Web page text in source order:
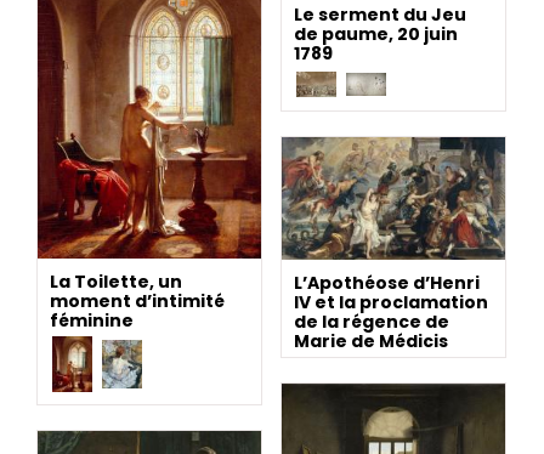
Le serment du Jeu
de paume, 20 juin
1789
La Toilette, un
moment d’intimité
féminine
L’Apothéose d’Henri
IV et la proclamation
de la régence de
Marie de Médicis